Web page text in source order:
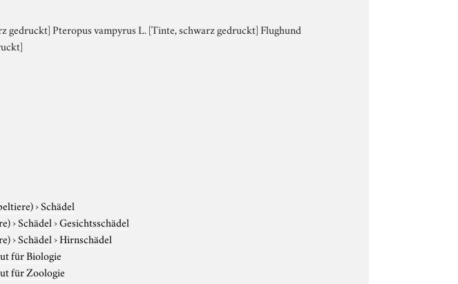
Pteropus vampyrus L. [Tinte, schwarz gedruckt] Flughund
›Schädel
›Schädel›Gesichtsschädel
›Schädel›Hirnschädel
für Biologie
für Zoologie